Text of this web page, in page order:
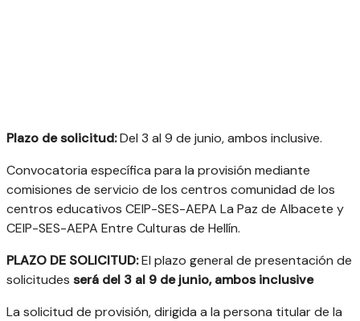
Plazo de solicitud:Del 3 al 9 de junio, ambos inclusive.
Convocatoria específica para la provisión mediante
comisiones de servicio de los centros comunidad de los
centros educativos CEIP-SES-AEPA La Paz de Albacete y
CEIP-SES-AEPA Entre Culturas de Hellín.
PLAZO DE SOLICITUD:El plazo general de presentación de
solicitudes será del 3 al 9 de junio, ambos inclusive
La solicitud de provisión, dirigida a la persona titular de la